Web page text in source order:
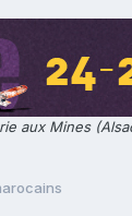
aux Mines